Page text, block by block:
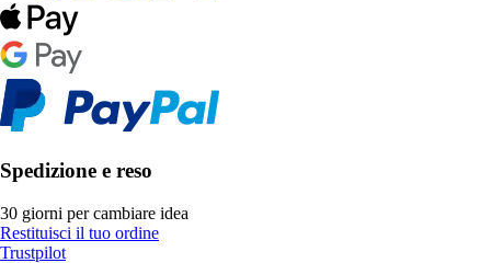
Spedizione e reso
30 giorni per cambiare idea
Restituisci il tuo ordine
Trustpilot